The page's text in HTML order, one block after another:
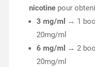
nicotinepour
3 mg/ml
→ 1
20mg/ml
6 mg/ml
→ 2
20mg/ml